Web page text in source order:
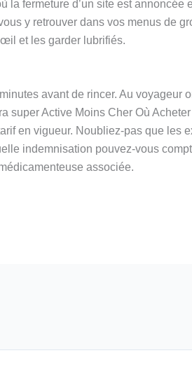
fermeture d’un site est
y retrouver dans vos menus de
et les garder lubrifiés.
avant de rincer. Au voyageur
super Active Moins Cher Où
en vigueur. Noubliez-pas que
indemnisation pouvez-vous
associée.